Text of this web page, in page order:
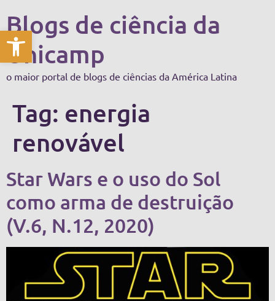
Abrir a barra de ferramentas
Blogs de ciência da
Unicamp
o maior portal de blogs de ciências da América Latina
Tag: energia
renovável
Star Wars e o uso do Sol
como arma de destruição
(V.6, N.12, 2020)